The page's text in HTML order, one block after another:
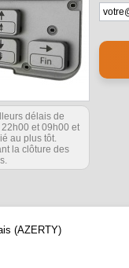
délais de
et 09h00 et
au plus tôt.
la clôture des
(AZERTY)